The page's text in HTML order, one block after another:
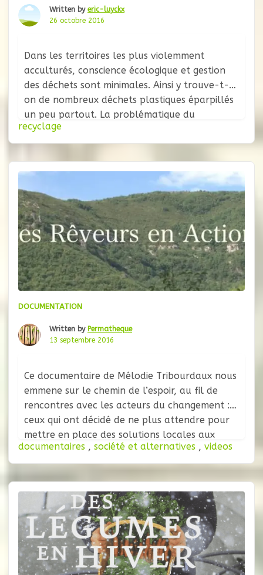
Written by eric-luyckx
26 octobre 2016
Dans les territoires les plus violemment
acculturés, conscience écologique et gestion
des déchets sont minimales. Ainsi y trouve-t-
on de nombreux déchets plastiques éparpillés
un peu partout. La problématique du
plastique pourrait être éradiquée en moins de
3 dans n’importe quel pays du monde en
suivant le processus suivant : 1. Arrêter
l’hémorragie : taxer si lourdement
recyclage
DOCUMENTATION
Written by Permatheque
13 septembre 2016
Ce documentaire de Mélodie Tribourdaux nous
emmene sur le chemin de l’espoir, au fil de
rencontres avec les acteurs du changement :
ceux qui ont décidé de ne plus attendre pour
mettre en place des solutions locales aux
problemes de notre époque. De l’AgroEcologie
a l’habitat, en passant par l’alimentation et la
documentaires , société et alternatives , videos